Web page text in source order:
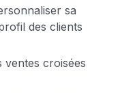
sa
des clients
ventes croisées